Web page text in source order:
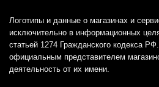
Логотипы и данные о магазинах и
исключительно в информационных
статьей 1274 Гражданского кодекса
официальным представителем
деятельность от их имени.